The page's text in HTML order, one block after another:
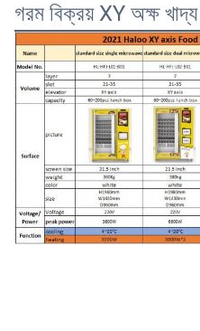
গরম বিক্রয় XY অক্ষ খাদ্য